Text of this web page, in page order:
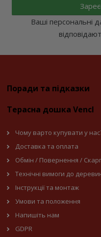
Ваші персональні
Поради та підказки
Терасна дошка Vencl
Чому варто купувати у
Доставка та оплата
Обмін / Повернення /
Технічні вимоги до
Інструкції та монтаж
Умови та положення
Напишіть нам
GDPR